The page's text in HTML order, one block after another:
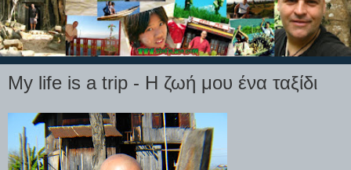
My life is a trip - Η ζωή μου ένα ταξίδι